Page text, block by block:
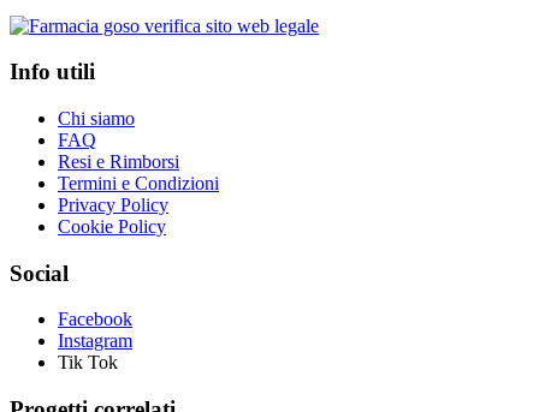
Info utili
Chi siamo
FAQ
Resi e Rimborsi
Termini e Condizioni
Privacy Policy
Cookie Policy
Social
Facebook
Instagram
Tik Tok